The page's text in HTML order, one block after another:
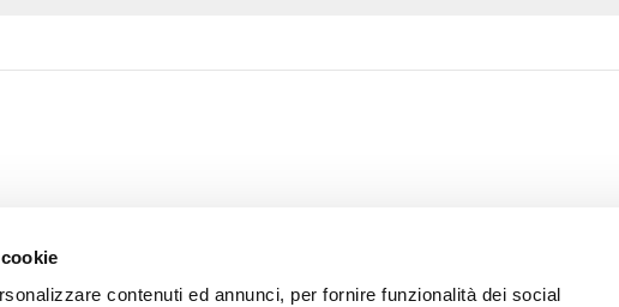
contenuti ed annunci, per fornire funzionalità dei social